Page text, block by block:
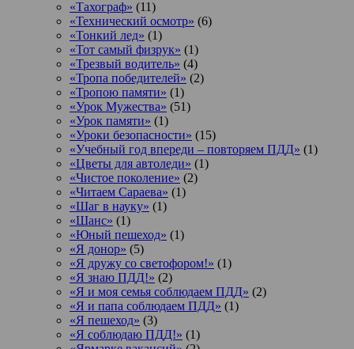
«Тахограф» (11)
«Технический осмотр» (6)
«Тонкий лед» (1)
«Тот самый физрук» (1)
«Трезвый водитель» (4)
«Тропа победителей» (2)
«Тропою памяти» (1)
«Урок Мужества» (51)
«Урок памяти» (1)
«Уроки безопасности» (15)
«Учебный год впереди – повторяем ПДД» (1)
«Цветы для автоледи» (1)
«Чистое поколение» (2)
«Читаем Сараева» (1)
«Шаг в науку» (1)
«Шанс» (1)
«Юный пешеход» (1)
«Я донор» (5)
«Я дружу со светофором!» (1)
«Я знаю ПДД!» (2)
«Я и моя семья соблюдаем ПДД» (2)
«Я и папа соблюдаем ПДД» (1)
«Я пешеход» (3)
«Я соблюдаю ПДД!» (1)